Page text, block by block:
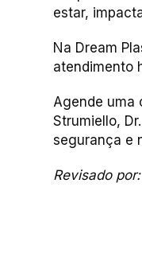
estar,
Na Dream
atendimento
Agende uma
Strumiello,
segurança e
Revisado